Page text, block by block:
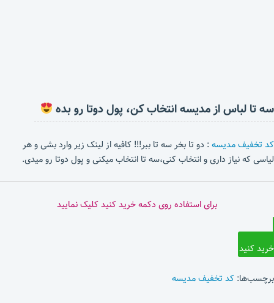
سه تا لباس از مدیسه انتخاب کن، پول دوتا رو بده
کد تخفیف مدیسه: دو تا بخر سه تا ببر!!! کافیه از لینک زیر وارد بشی و هر
لیاسی که نیاز داری و انتخاب کنی،سه تا انتخاب میکنی و پول دوتا رو میدی.
برای استفاده روی دکمه خرید کنید کلیک نمایید
خرید کنید
برچسب‌ها: کد تخفیف مدیسه